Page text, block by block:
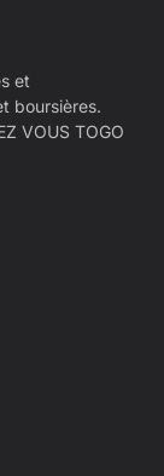
et
boursières.
VOUS TOGO